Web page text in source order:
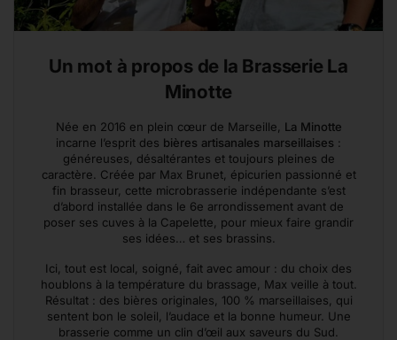
Un mot à propos de la Brasserie La
Minotte
Née en 2016 en plein cœur de Marseille, La Minotte
incarne l’esprit des bières artisanales marseillaises :
généreuses, désaltérantes et toujours pleines de
caractère. Créée par Max Brunet, épicurien passionné et
fin brasseur, cette microbrasserie indépendante s’est
d’abord installée dans le 6e arrondissement avant de
poser ses cuves à la Capelette, pour mieux faire grandir
ses idées… et ses brassins.
Ici, tout est local, soigné, fait avec amour : du choix des
houblons à la température du brassage, Max veille à tout.
Résultat : des bières originales, 100 % marseillaises, qui
sentent bon le soleil, l’audace et la bonne humeur. Une
brasserie comme un clin d’œil aux saveurs du Sud.